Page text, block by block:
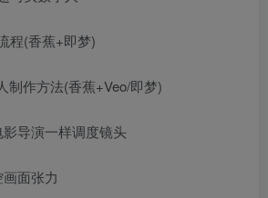
程(香蕉+即梦)
制作方法(香蕉+Veo/即梦)
导演一样调度镜头
面张力